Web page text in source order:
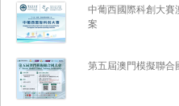
中葡西國際科創大賽
案
第五屆澳門模擬聯合